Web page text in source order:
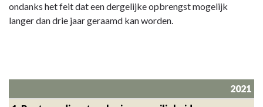
ondanks het feit dat een dergelijke opbrengst mogelijk
langer dan drie jaar geraamd kan worden.
2021